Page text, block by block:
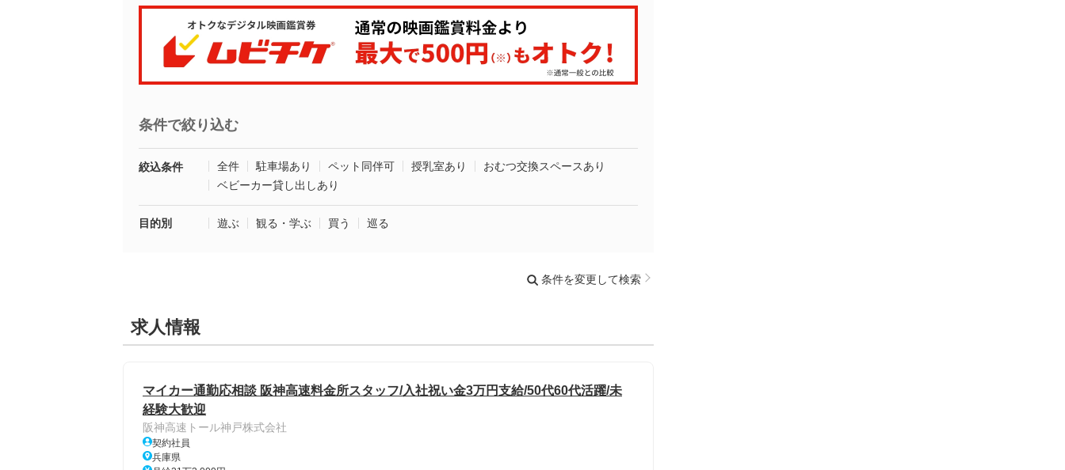
条件で絞り込む
絞込条件 全件 駐車場あり ペット同伴可 授乳室あり
おむつ交換スペースあり
ベビーカー貸し出しあり
目的別 遊ぶ 観る・学ぶ 買う 巡る
条件を変更して検索
求人情報
マイカー通勤応相談 阪神高速料金所スタッフ/入社祝い金3万円支給/50代60代活躍/未
経験大歓迎
阪神高速トール神戸株式会社
契約社員
兵庫県